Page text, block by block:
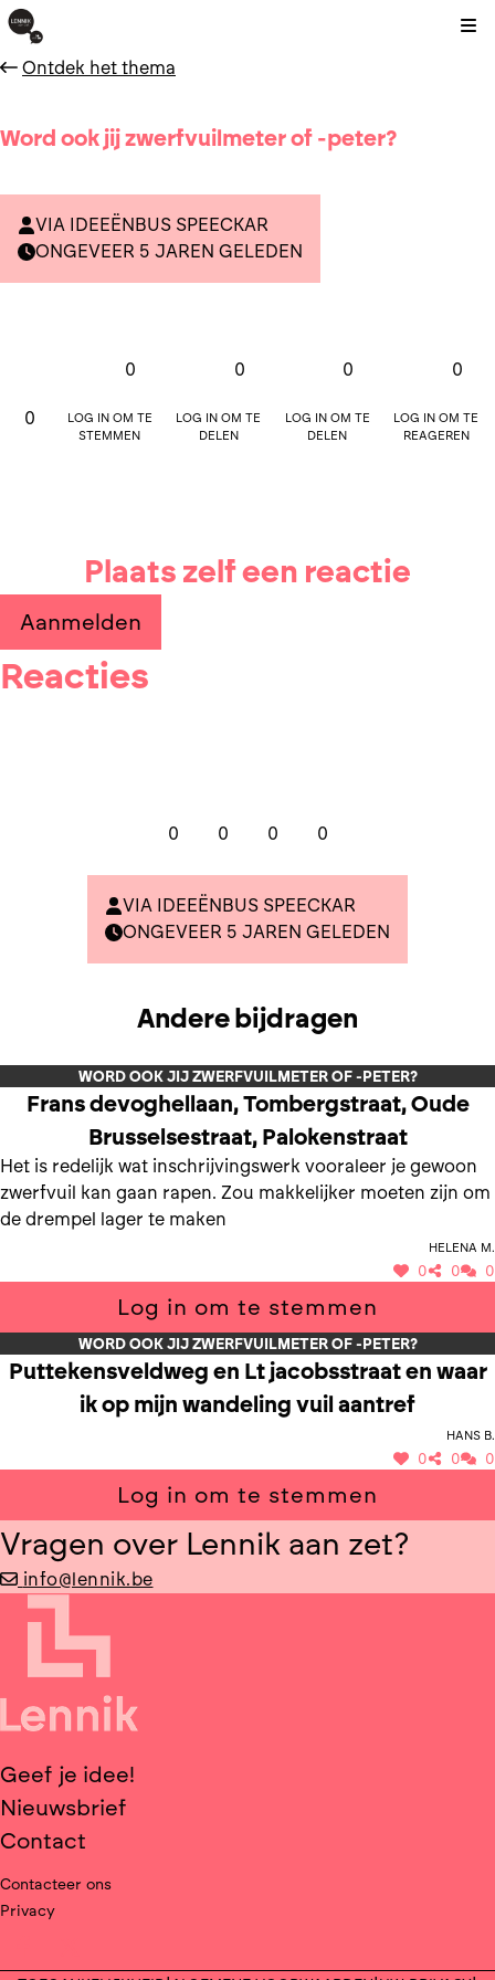
Ontdek het thema
Word ook jij zwerfvuilmeter of -peter?
VIA IDEEËNBUS SPEECKAR
ONGEVEER 5 JAREN GELEDEN
0
0
Log in om te
stemmen
0
Log in om te
delen
0
Log in om te
delen
0
Log in om te
reageren
Plaats zelf een reactie
Aanmelden
Reacties
0 0 0 0
VIA IDEEËNBUS SPEECKAR
ONGEVEER 5 JAREN GELEDEN
Andere bijdragen
WORD OOK JIJ ZWERFVUILMETER OF -PETER?
Frans devoghellaan, Tombergstraat, Oude
Brusselsestraat, Palokenstraat
Het is redelijk wat inschrijvingswerk vooraleer je gewoon
zwerfvuil kan gaan rapen. Zou makkelijker moeten zijn om
de drempel lager te maken
Helena M.
0 0 0
Log in om te stemmen
WORD OOK JIJ ZWERFVUILMETER OF -PETER?
Puttekensveldweg en Lt jacobsstraat en waar
ik op mijn wandeling vuil aantref
Hans B.
0 0 0
Log in om te stemmen
Vragen over Lennik aan zet?
info@lennik.be
Geef je idee!
Nieuwsbrief
Contact
Contacteer ons
Privacy
Deel op facebook
Deel op X